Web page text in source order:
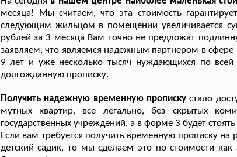
месяца! Мы считаем, что эта стоимость
следующим жильцом в помещении увеличивается
рублей за 3 месяца Вам точно не предложат
заявляем, что являемся надежным партнером в
9 лет и уже несколько тысяч нуждающихся по
долгожданную прописку.
Получить надежную временную прописку стало
мутных квартир, все легально, без скрытых
государственных учреждений, а в форме 3 будет
Если вам требуется получить временную прописку на
детский садик, то мы сделаем это по стоимости как